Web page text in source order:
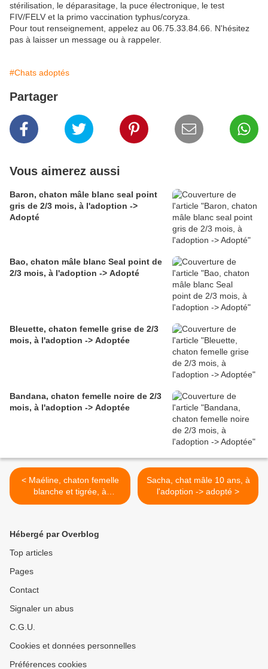
stérilisation, le déparasitage, la puce électronique, le test
FIV/FELV et la primo vaccination typhus/coryza.
Pour tout renseignement, appelez au 06.75.33.84.66. N'hésitez
pas à laisser un message ou à rappeler.
#Chats adoptés
Partager
Vous aimerez aussi
Baron, chaton mâle blanc seal point
gris de 2/3 mois, à l'adoption ->
Adopté
Bao, chaton mâle blanc Seal point de
2/3 mois, à l'adoption -> Adopté
Bleuette, chaton femelle grise de 2/3
mois, à l'adoption -> Adoptée
Bandana, chaton femelle noire de 2/3
mois, à l'adoption -> Adoptée
< Maéline, chaton femelle
blanche et tigrée, à
l'adoption -> adoptée
Sacha, chat mâle 10 ans, à
l'adoption -> adopté >
Hébergé par Overblog
Top articles
Pages
Contact
Signaler un abus
C.G.U.
Cookies et données personnelles
Préférences cookies